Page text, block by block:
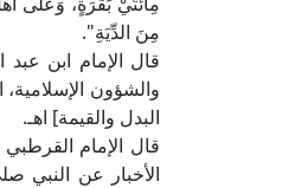
مِنَ الدِّيَةِ".
والشؤون
البدل والقيمة] اهـ.
الأخبار عن النبي